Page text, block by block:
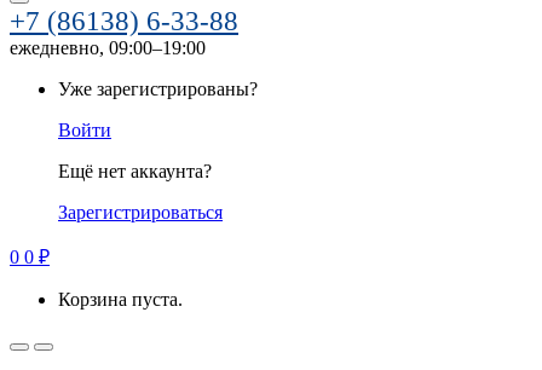
+7 (86138) 6-33-88
ежедневно, 09:00–19:00
Уже зарегистрированы?
Войти
Ещё нет аккаунта?
Зарегистрироваться
0 0 ₽
Корзина пуста.